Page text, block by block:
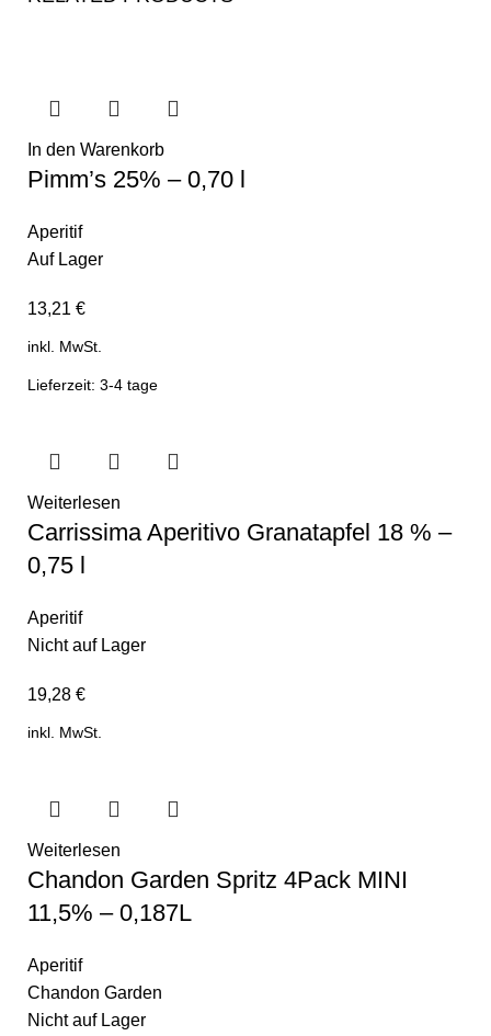
In den Warenkorb
Pimm’s 25% – 0,70 l
Aperitif
Auf Lager
13,21 €
inkl. MwSt.
Lieferzeit: 3-4 tage
Weiterlesen
Carrissima Aperitivo Granatapfel 18 % –
0,75 l
Aperitif
Nicht auf Lager
19,28 €
inkl. MwSt.
Weiterlesen
Chandon Garden Spritz 4Pack MINI
11,5% – 0,187L
Aperitif
Chandon Garden
Nicht auf Lager